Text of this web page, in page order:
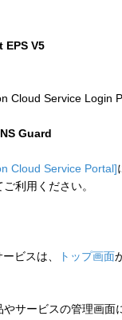
EPS V5
Service Login
Guard
Cloud Service Portal]
利用ください。
ビスは、 トップ画面
サービスの管理画面